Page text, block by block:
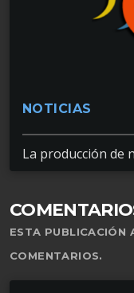
NOTICIAS
La producción de
ESTA PUBLICACIÓN
COMENTARIOS.